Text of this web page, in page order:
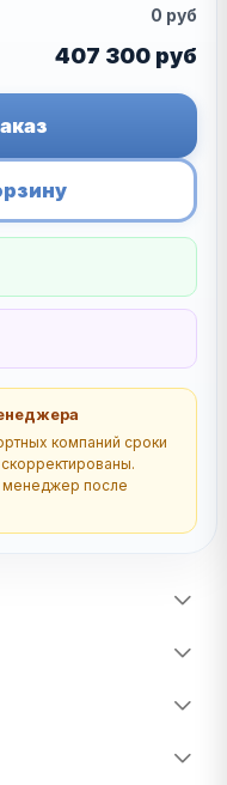
0 руб
407 300 руб
компаний сроки
менеджер после